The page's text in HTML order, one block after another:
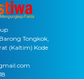
Tongkok,
(Kaltim) Kode